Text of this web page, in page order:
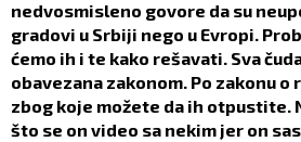
nedvosmisleno govore da su
gradovi u Srbiji nego u Evropi.
ćemo ih i te kako rešavati. Sva
obavezana zakonom. Po zakonu o
zbog koje možete da ih otpustite.
što se on video sa nekim jer on